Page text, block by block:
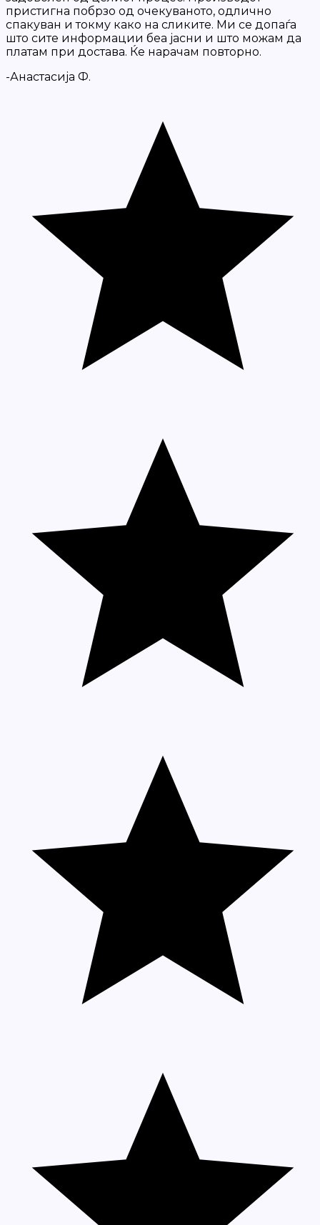
пристигна побрзо од очекуваното, одлично
спакуван и токму како на сликите. Ми се допаѓа
што сите информации беа јасни и што можам да
платам при достава. Ќе нарачам повторно.
-Анастасија Ф.